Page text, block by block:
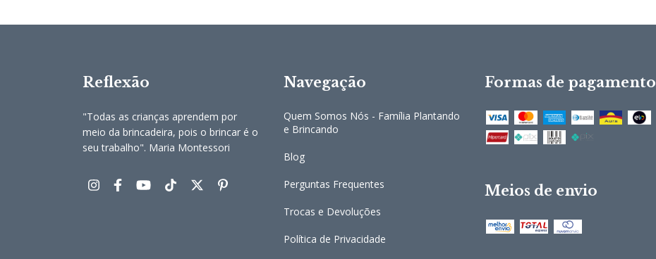
Reflexão
"Todas as crianças aprendem por
meio da brincadeira, pois o brincar é o
seu trabalho". Maria Montessori
Navegação
Quem Somos Nós - Família Plantando
e Brincando
Blog
Perguntas Frequentes
Trocas e Devoluções
Política de Privacidade
Formas de pagamento
Meios de envio